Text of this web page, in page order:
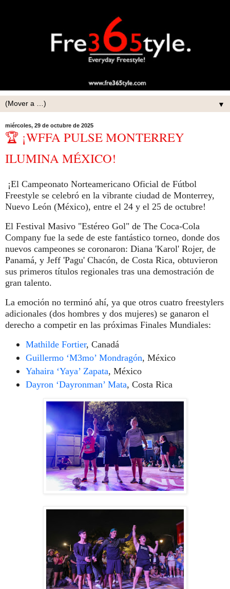
▼
miércoles, 29 de octubre de 2025
🏆 ¡WFFA PULSE MONTERREY
ILUMINA MÉXICO!
¡El Campeonato Norteamericano Oficial de Fútbol
Freestyle se celebró en la vibrante ciudad de Monterrey,
Nuevo León (México), entre el 24 y el 25 de octubre!
El Festival Masivo "Estéreo Gol" de The Coca-Cola
Company fue la sede de este fantástico torneo, donde dos
nuevos campeones se coronaron: Diana 'Karol' Rojer, de
Panamá, y Jeff 'Pagu' Chacón, de Costa Rica, obtuvieron
sus primeros títulos regionales tras una demostración de
gran talento.
La emoción no terminó ahí, ya que otros cuatro freestylers
adicionales (dos hombres y dos mujeres) se ganaron el
derecho a competir en las próximas Finales Mundiales:
Mathilde Fortier, Canadá
Guillermo ‘M3mo’ Mondragón, México
Yahaira ‘Yaya’ Zapata, México
Dayron ‘Dayronman’ Mata, Costa Rica